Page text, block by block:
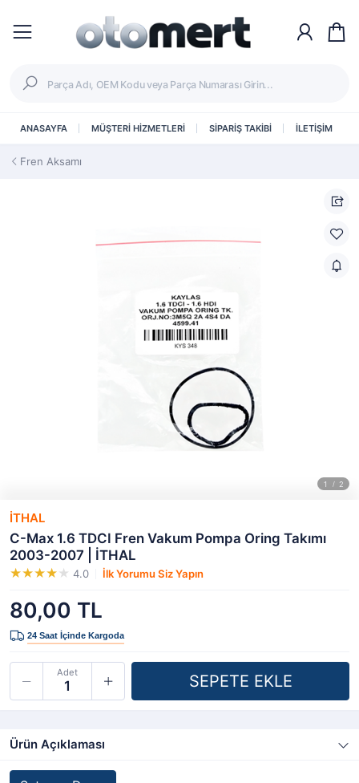
ANASAYFA MÜŞTERİ HİZMETLERİ SİPARİŞ TAKİBİ İLETİŞİM
Fren Aksamı
İTHAL
C-Max 1.6 TDCI Fren Vakum Pompa Oring Takımı
2003-2007 | İTHAL
4.0 İlk Yorumu Siz Yapın
80,00 TL
Adet
Ürün Açıklaması